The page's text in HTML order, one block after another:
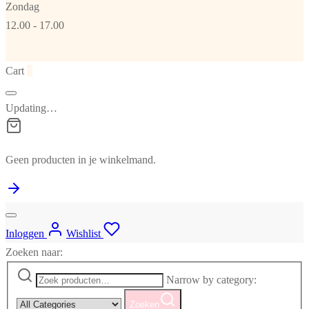
Zondag
12.00 - 17.00
Cart
Updating…
Geen producten in je winkelmand.
Inloggen
Wishlist
Zoeken naar:
Narrow by category:
Zoeken